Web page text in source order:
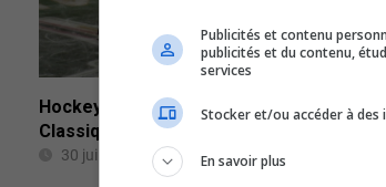
Hockey : 75 000$ amassés à la
Classique Lauzon-Roy
30 juillet 2026
Publicités et contenu
publicités et du contenu,
services
Stocker et/ou accéder à
En savoir plus